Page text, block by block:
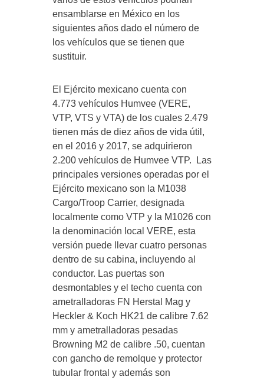
ensamblarse en México en los
siguientes años dado el número de
los vehículos que se tienen que
sustituir.
El Ejército mexicano cuenta con
4.773 vehículos Humvee (VERE,
VTP, VTS y VTA) de los cuales 2.479
tienen más de diez años de vida útil,
en el 2016 y 2017, se adquirieron
2.200 vehículos de Humvee VTP. Las
principales versiones operadas por el
Ejército mexicano son la M1038
Cargo/Troop Carrier, designada
localmente como VTP y la M1026 con
la denominación local VERE, esta
versión puede llevar cuatro personas
dentro de su cabina, incluyendo al
conductor. Las puertas son
desmontables y el techo cuenta con
ametralladoras FN Herstal Mag y
Heckler & Koch HK21 de calibre 7.62
mm y ametralladoras pesadas
Browning M2 de calibre .50, cuentan
con gancho de remolque y protector
tubular frontal y además son